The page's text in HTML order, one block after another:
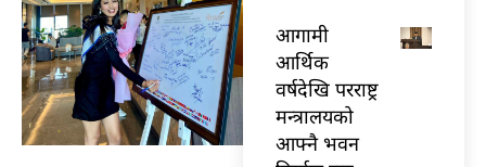
आगामी
आर्थिक
वर्षदेखि परराष्ट्र
मन्त्रालयको
आफ्नै भवन